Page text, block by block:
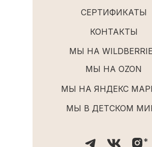
МЫ НА OZON
МЫ НА ЯНДЕКС
МЫ В ДЕТСКОМ
КОНТАКТЫ
СЕРТИФИКАТЫ
МЫ НА
*